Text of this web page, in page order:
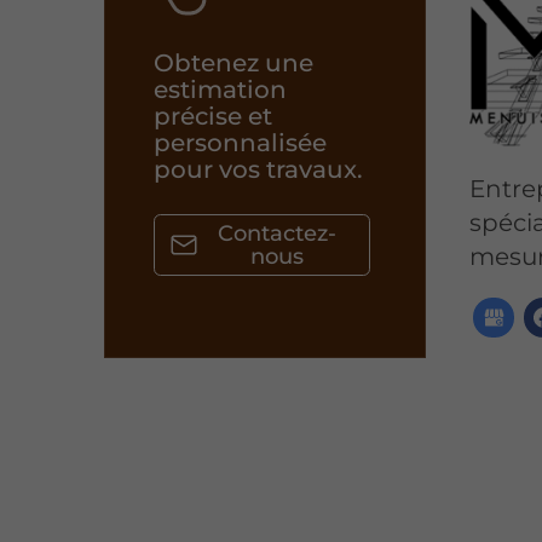
Obtenez une
estimation
précise et
personnalisée
pour vos travaux.
Contactez-
nous